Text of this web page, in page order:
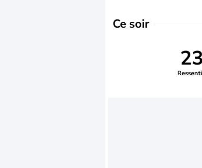
Ce soir